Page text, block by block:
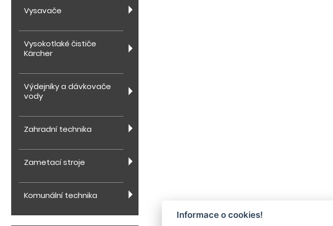
Vysavače
Vysokotlaké čističe
Kärcher
Výdejníky a dávkovače
vody
Zahradní technika
Zametací stroje
Komunální technika
Informace o cookies!